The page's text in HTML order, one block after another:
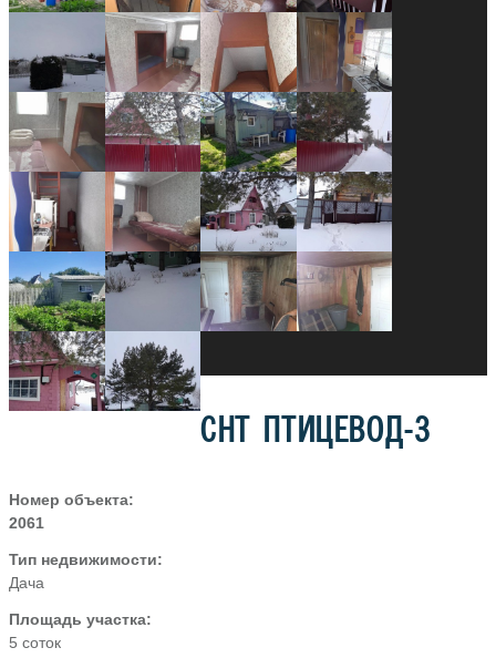
СНТ ПТИЦЕВОД-3
Номер объекта:
2061
Тип недвижимости:
Дача
Площадь участка:
5 соток